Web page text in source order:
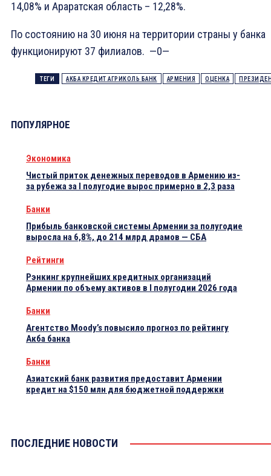
14,08% и Араратская область – 12,28%.
По состоянию на 30 июня на территории страны у банка
функционируют 37 филиалов. —0—
ТЕГИ АКБА КРЕДИТ АГРИКОЛЬ БАНК АРМЕНИЯ ОЦЕНКА
ПОПУЛЯРНОЕ
Экономика
Чистый приток денежных переводов в Армению из-
за рубежа за I полугодие вырос примерно в 2,3 раза
Банки
Прибыль банковской системы Армении за полугодие
выросла на 6,8%, до 214 млрд драмов — СБА
Рейтинги
Рэнкинг крупнейших кредитных организаций
Армении по объему активов в I полугодии 2026 года
Банки
Агентство Moody’s повысило прогноз по рейтингу
Акба банка
Банки
Азиатский банк развития предоставит Армении
кредит на $150 млн для бюджетной поддержки
ПОСЛЕДНИЕ НОВОСТИ